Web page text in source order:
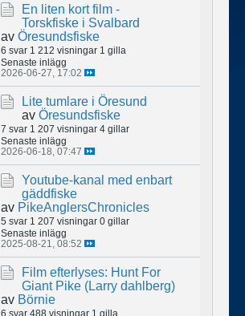
En liten kort film -
Torskfiske i Svalbard
av Öresundsfiske
6 svar 1 212 visningar 1 gilla
Senaste inlägg
2026-06-27, 17:02
Lite tumlare i Öresund
av Öresundsfiske
7 svar 1 207 visningar 4 gillar
Senaste inlägg
2026-06-18, 07:47
Youtube-kanal med enbart
gäddfiske
av PikeAnglersChronicles
5 svar 1 207 visningar 0 gillar
Senaste inlägg
2025-08-21, 08:52
Film efterlyses: Hunt For
Giant Pike (Larry dahlberg)
av Börnie
6 svar 488 visningar 1 gilla